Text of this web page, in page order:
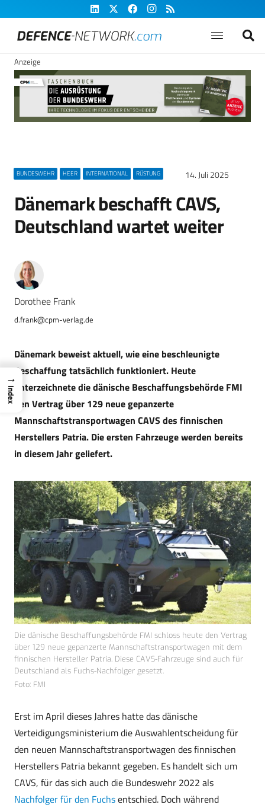
Anzeige
BUNDESWEHR HEER INTERNATIONAL RÜSTUNG 14. Juli 2025
Dänemark beschafft CAVS,
Deutschland wartet weiter
Dorothee Frank
d.frank@cpm-verlag.de
Dänemark beweist aktuell, wie eine beschleunigte
Beschaffung tatsächlich funktioniert. Heute
unterzeichnete die dänische Beschaffungsbehörde FMI
den Vertrag über 129 neue gepanzerte
Mannschaftstransportwagen CAVS des finnischen
Herstellers Patria. Die ersten Fahrzeuge werden bereits
in diesem Jahr geliefert.
Die dänische Beschaffungsbehörde FMI schloss heute den Vertrag
über 129 neue gepanzerte Mannschaftstransportwagen mit dem
finnischen Hersteller Patria. Diese CAVS-Fahrzeuge sind auch für
Deutschland als Fuchs-Nachfolger gesetzt.
Foto: FMI
Erst im April dieses Jahres hatte das dänische
Verteidigungsministerium die Auswahlentscheidung für
den neuen Mannschaftstransportwagen des finnischen
Herstellers Patria bekannt gegeben. Es handelt sich um
CAVS, für das sich auch die Bundeswehr 2022 als
Nachfolger für den Fuchsentschied. Doch während
→
Index